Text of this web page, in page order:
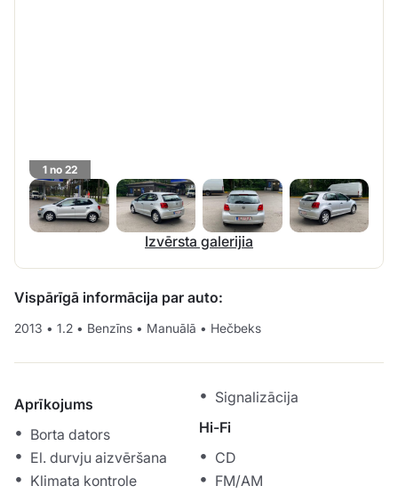
1 no 22
Izvērsta galerijia
Vispārīgā informācija par auto:
2013 • 1.2 • Benzīns • Manuālā • Hečbeks
Aprīkojums
Borta dators
El. durvju aizvēršana
Klimata kontrole
Signalizācija
Hi-Fi
CD
FM/AM